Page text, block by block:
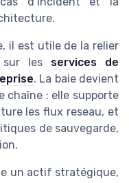
il est utile de la relier
sur les services de
. La baie devient
chaîne : elle supporte
les flux reseau, et
de sauvegarde,
un actif stratégique,